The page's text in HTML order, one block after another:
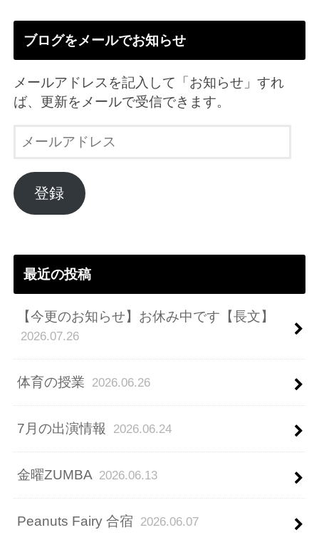
ブログをメールでお知らせ
メールアドレスを記入して「お知らせ」すれ
ば、更新をメールで受信できます。
ル
ア
ド
登録
最近の投稿
【今更のお知らせ】お休み中です【長文】
2026.07.26
体育の授業 2026.06.26
7月の出演情報 2026.06.24
金曜ZUMBA 2026.06.13
Peanuts Fairy 合宿 2026.06.07